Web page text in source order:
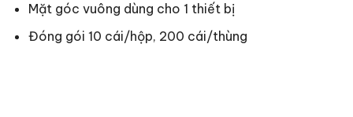
Mặt góc vuông dùng cho 1 thiết bị
Đóng gói 10 cái/hộp, 200 cái/thùng